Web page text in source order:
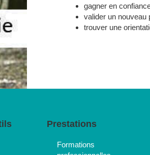
gagner en
valider un nouveau
trouver une
Prestations
Formations